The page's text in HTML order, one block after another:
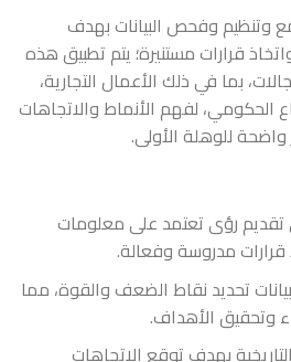
وتنظيم وفحص البيانات بهدف
قرارات مستنيرة؛ يتم تطبيق هذه
بما في ذلك الأعمال التجارية،
الحكومي، لفهم الأنماط والاتجاهات
للوهلة الأولى.
تقديم رؤى تعتمد على معلومات
مدروسة وفعالة.
تحديد نقاط الضعف والقوة، مما
وتحقيق الأهداف.
بهدف توقع الاتجاهات